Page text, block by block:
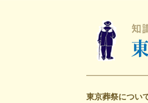
東京葬祭につい